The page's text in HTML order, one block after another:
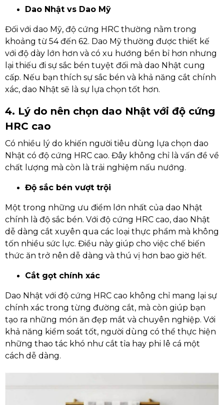
Dao Nhật vs Dao Mỹ
Đối với dao Mỹ, độ cứng HRC thường nằm trong
khoảng từ 54 đến 62. Dao Mỹ thường được thiết kế
với độ dày lớn hơn và có xu hướng bền bỉ hơn nhưng
lại thiếu đi sự sắc bén tuyệt đối mà dao Nhật cung
cấp. Nếu bạn thích sự sắc bén và khả năng cắt chính
xác, dao Nhật sẽ là sự lựa chọn tốt hơn.
4. Lý do nên chọn dao Nhật với độ cứng
HRC cao
Có nhiều lý do khiến người tiêu dùng lựa chọn dao
Nhật có độ cứng HRC cao. Đây không chỉ là vấn đề về
chất lượng mà còn là trải nghiệm nấu nướng.
Độ sắc bén vượt trội
Một trong những ưu điểm lớn nhất của dao Nhật
chính là độ sắc bén. Với độ cứng HRC cao, dao Nhật
dễ dàng cắt xuyên qua các loại thực phẩm mà không
tốn nhiều sức lực. Điều này giúp cho việc chế biến
thức ăn trở nên dễ dàng và thú vị hơn bao giờ hết.
Cắt gọt chính xác
Dao Nhật với độ cứng HRC cao không chỉ mang lại sự
chính xác trong từng đường cắt, mà còn giúp bạn
tạo ra những món ăn đẹp mắt và chuyên nghiệp. Với
khả năng kiểm soát tốt, người dùng có thể thực hiện
những thao tác khó như cắt tỉa hay phi lê cá một
cách dễ dàng.